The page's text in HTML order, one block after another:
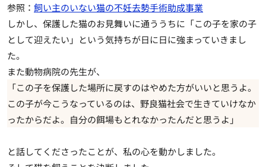
参照： 飼い主のいない猫の不妊去勢手術助成事業
しかし、保護した猫のお見舞いに通ううちに「この子を家の子
として迎えたい」という気持ちが日に日に強まっていきまし
た。
また動物病院の先生が、
「この子を保護した場所に戻すのはやめた方がいいと思うよ。
この子が今こうなっているのは、野良猫社会で生きていけなか
ったからだよ。自分の餌場もとれなかったんだと思うよ」
と話してくださったことが、私の心を動かしました。